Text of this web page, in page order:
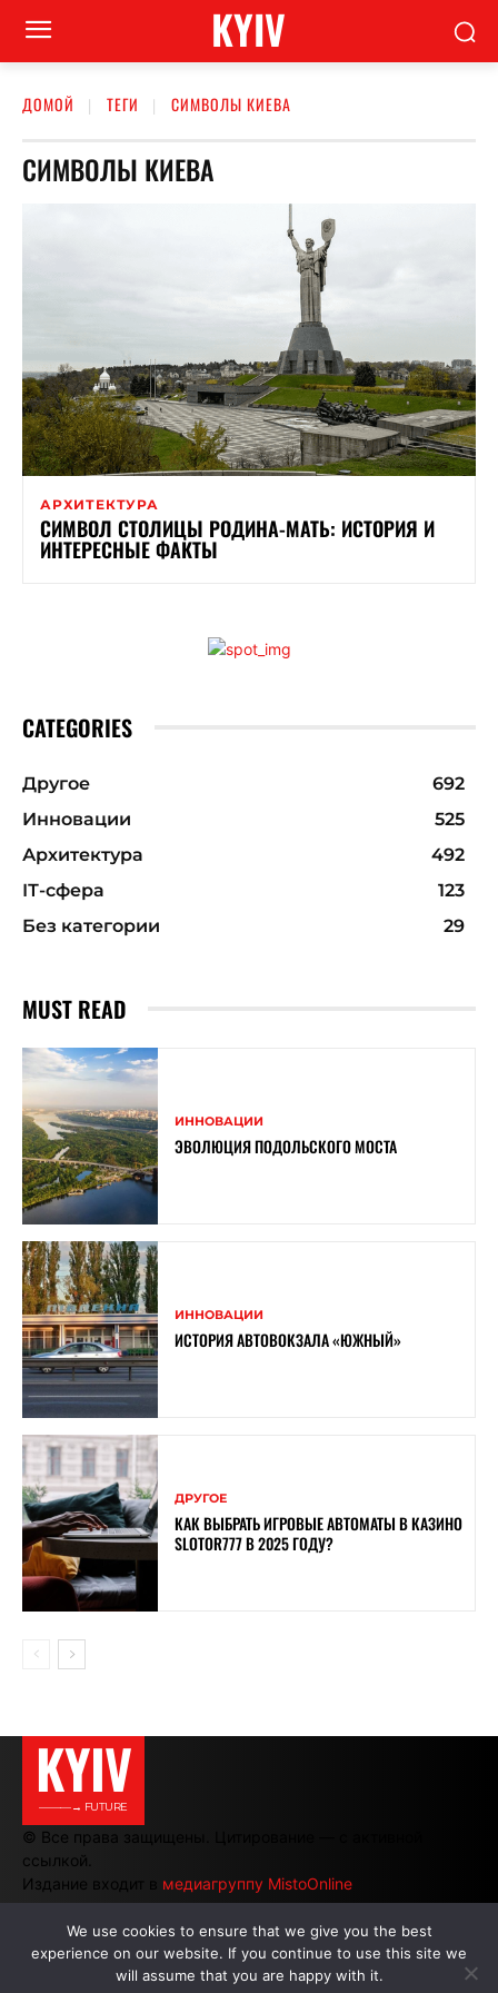
KYIV
ДОМОЙ ТЕГИ СИМВОЛЫ КИЕВА
СИМВОЛЫ КИЕВА
АРХИТЕКТУРА
СИМВОЛ СТОЛИЦЫ РОДИНА-МАТЬ: ИСТОРИЯ И
ИНТЕРЕСНЫЕ ФАКТЫ
CATEGORIES
Другое
692
Инновации
525
Архитектура
492
ІТ-сфера
123
Без категории
29
MUST READ
ИННОВАЦИИ
ЭВОЛЮЦИЯ ПОДОЛЬСКОГО МОСТА
ИННОВАЦИИ
ИСТОРИЯ АВТОВОКЗАЛА «ЮЖНЫЙ»
ДРУГОЕ
КАК ВЫБРАТЬ ИГРОВЫЕ АВТОМАТЫ В КАЗИНО
SLOTOR777 В 2025 ГОДУ?
KYIV
———→ FUTURE
© Все права защищены. Цитирование — с активной
ссылкой.
Издание входит в медиагруппу MistoOnline
АВТОРЫ | РЕКЛАМА НА САЙТЕ
We use cookies to ensure that we give you the best
experience on our website. If you continue to use this site we
will assume that you are happy with it.